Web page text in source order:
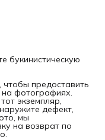
букинистическую
предоставить
на фотографиях.
экземпляр,
дефект,
мы
на возврат по